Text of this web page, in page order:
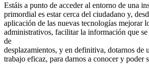
Estáis a punto de acceder al entorno de una
primordial es estar cerca del ciudadano y,
aplicación de las nuevas tecnologías mejorar
administrativos, facilitar la información que se
de
desplazamientos, y en definitiva, dotarnos de
trabajo eficaz, para darnos a conocer y poder